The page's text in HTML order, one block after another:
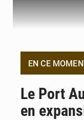
EN CE
Le Port
en